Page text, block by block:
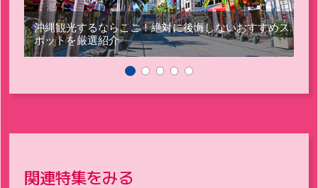
沖縄観光するならここ！絶対に後悔しないおすすめス
ポットを厳選紹介
関連特集をみる